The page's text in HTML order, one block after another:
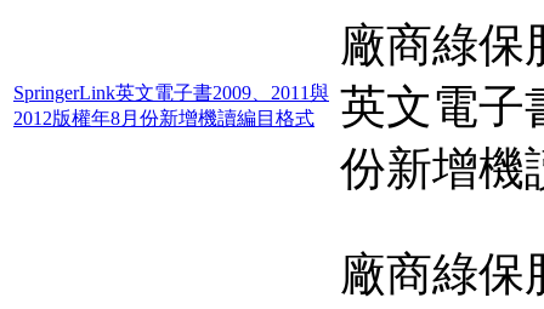
SpringerLink英文電子書2009、2011與
2012版權年8月份新增機讀編目格式
廠商綠保
英文電子
份新增機
廠商綠保